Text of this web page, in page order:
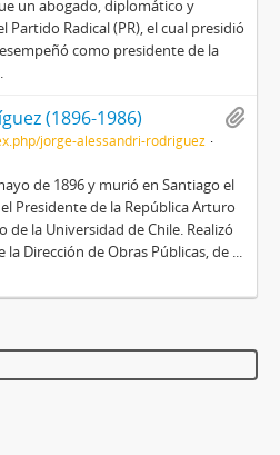
un abogado, diplomático y
Radical (PR), el cual presidió
como presidente de la
(1896-1986)
jorge-alessandri-rodriguez
de 1896 y murió en Santiago el
Presidente de la República Arturo
de la Universidad de Chile. Realizó
Dirección de Obras Públicas, de ...